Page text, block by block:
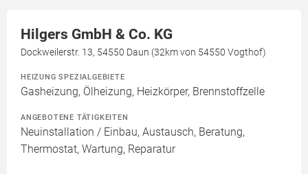
Hilgers GmbH & Co. KG
Dockweilerstr. 13, 54550 Daun (32km von 54550 Vogthof)
HEIZUNG SPEZIALGEBIETE
Gasheizung, Ölheizung, Heizkörper, Brennstoffzelle
ANGEBOTENE TÄTIGKEITEN
Neuinstallation / Einbau, Austausch, Beratung,
Thermostat, Wartung, Reparatur